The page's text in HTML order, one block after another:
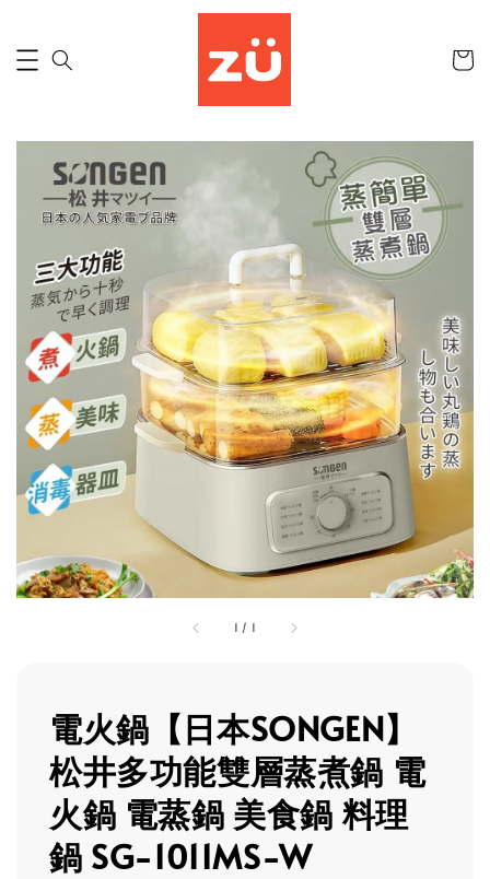
1 / 1
電火鍋【日本SONGEN】
松井多功能雙層蒸煮鍋 電
火鍋 電蒸鍋 美食鍋 料理
鍋 SG-1011MS-W